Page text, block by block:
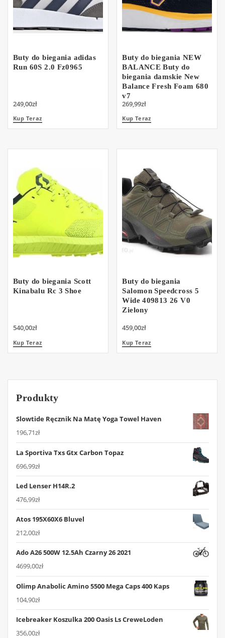
Buty do biegania adidas
Run 60S 2.0 Fz0965
249,00zł
Kup Teraz
Buty do biegania NEW
BALANCE Buty do
biegania damskie New
Balance Fresh Foam 680
v7
269,99zł
Kup Teraz
Buty do biegania Scott
Kinabalu Rc 3 Shoe
540,00zł
Kup Teraz
Buty do biegania
Salomon Speedcross 5
Wide 409813 26 V0
Zielony
459,00zł
Kup Teraz
Produkty
Slowtide Ręcznik Na Matę Yoga Towel Haven
196,71zł
La Sportiva Txs Gtx Carbon Topaz
696,99zł
Led Lenser H14R.2
476,99zł
Atos 195X60X6 Bluvel
212,00zł
Ado A26 500W 12.5Ah Czarny 26 2021
4699,00zł
Olimp Anabolic Amino 5500 Mega Caps 400 Kaps
104,90zł
Icebreaker Koszulka 200 Oasis Ls CreweLoden
356,00zł